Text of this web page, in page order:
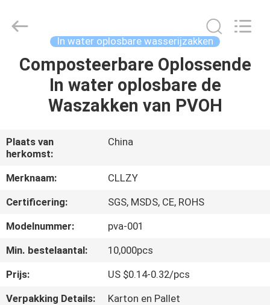
THUIS
PRODUCTEN
OVER
ONS
FABRIEKSTOCHT
NIEUWS
Greencradleland
Macromolecule
In water oplosbare wasserijzakken
Composteerbare Oplossende
In water oplosbare de
Waszakken van PVOH
Plaats van
herkomst:
China
Merknaam:
CLLZY
Certificering:
SGS, MSDS, CE, ROHS
Modelnummer:
pva-001
Min. bestelaantal:
10,000pcs
Prijs:
US $0.14-0.32/pcs
Verpakking Details:
Karton en Pallet